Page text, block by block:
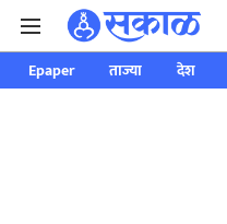
Epaper ताज्या देश